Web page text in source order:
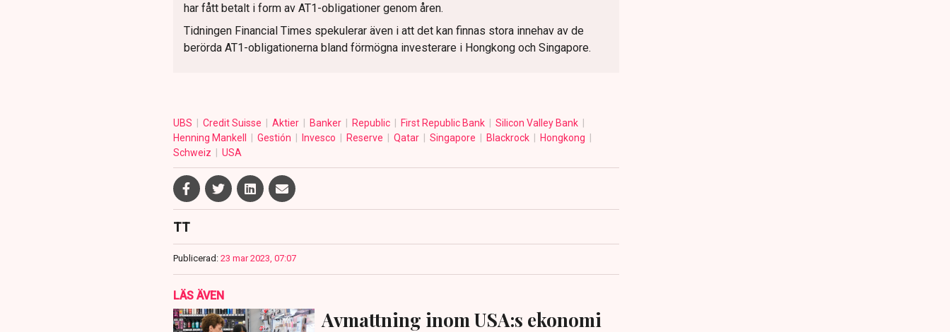
har fått betalt i form av AT1-obligationer genom åren.
Tidningen Financial Times spekulerar även i att det kan finnas stora innehav av de
berörda AT1-obligationerna bland förmögna investerare i Hongkong och Singapore.
UBS Credit Suisse Aktier Banker Republic First Republic Bank
Silicon Valley Bank
Henning Mankell
Gestión Invesco Reserve Qatar Singapore Blackrock
Hongkong
Schweiz
USA
TT
Publicerad: 23 mar 2023, 07:07
LÄS ÄVEN
Avmattning inom USA:s ekonomi